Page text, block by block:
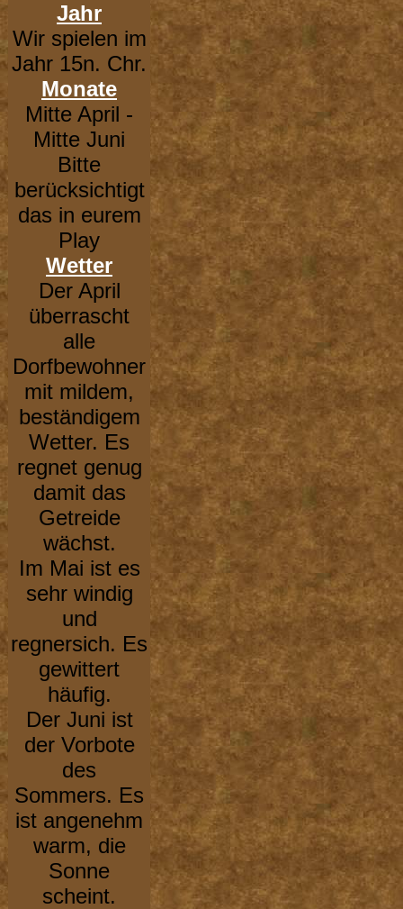
Jahr
Wir spielen im
Jahr 15n. Chr.
Monate
Mitte April -
Mitte Juni
Bitte
berücksichtigt
das in eurem
Play
Wetter
Der April
überrascht
alle
Dorfbewohner
mit mildem,
beständigem
Wetter. Es
regnet genug
damit das
Getreide
wächst.
Im Mai ist es
sehr windig
und
regnersich. Es
gewittert
häufig.
Der Juni ist
der Vorbote
des
Sommers. Es
ist angenehm
warm, die
Sonne
scheint.